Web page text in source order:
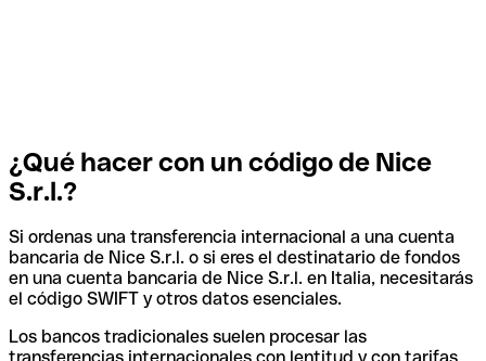
¿Qué hacer con un código de Nice
S.r.l.?
Si ordenas una transferencia internacional a una cuenta
bancaria de Nice S.r.l. o si eres el destinatario de fondos
en una cuenta bancaria de Nice S.r.l. en Italia, necesitarás
el código SWIFT y otros datos esenciales.
Los bancos tradicionales suelen procesar las